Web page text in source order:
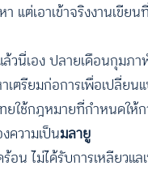
ต่เอาเข้าจริงงานเขียน
วนี่เอง ปลายเดือนกุมภ
รียมก่อการเพื่อเปลี่ยน
ยใช้กฎหมายที่กำหนดให้
ความเป็นมลายู
น ไม่ได้รับการเหลียวแล